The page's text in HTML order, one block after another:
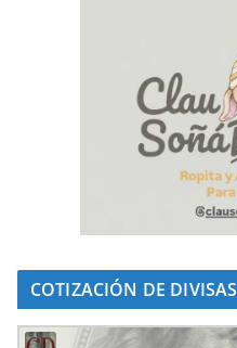
COTIZACIÓN DE DIVISAS